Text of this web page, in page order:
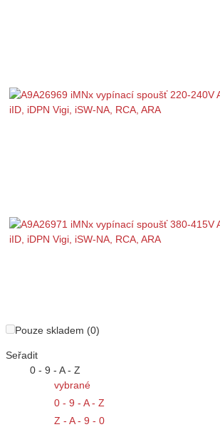
Pouze skladem (0)
Seřadit
0 - 9 - A - Z
vybrané
0 - 9 - A - Z
Z - A - 9 - 0